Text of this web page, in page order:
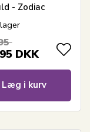
- Zodiac
- Vendbart med
DKK
Læg i kurv